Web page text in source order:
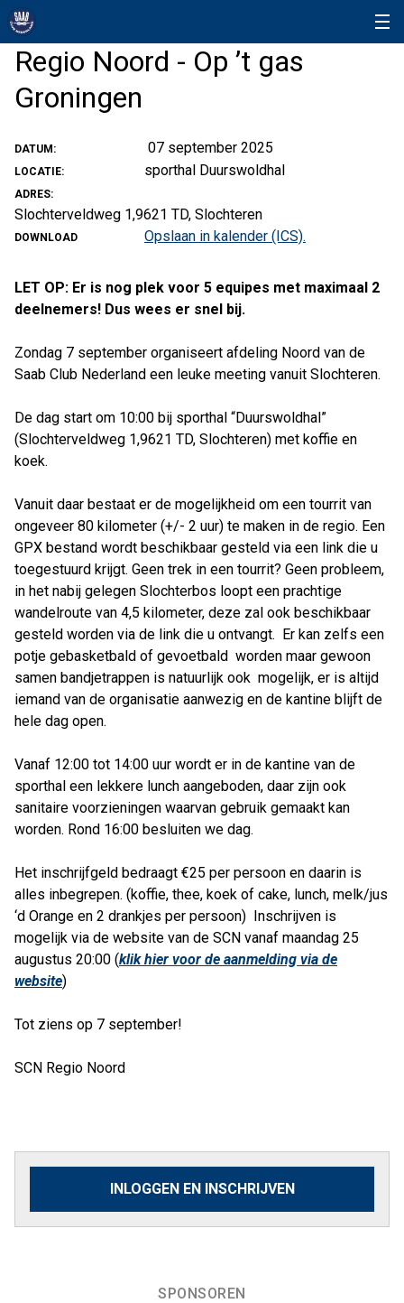
Regio Noord - Op ’t gas
Groningen
DATUM: 07 september 2025
LOCATIE: sporthal Duurswoldhal
ADRES:
Slochterveldweg 1,9621 TD, Slochteren
DOWNLOAD Opslaan in kalender (ICS).
LET OP: Er is nog plek voor 5 equipes met maximaal 2
deelnemers! Dus wees er snel bij.
Zondag 7 september organiseert afdeling Noord van de
Saab Club Nederland een leuke meeting vanuit Slochteren.
De dag start om 10:00 bij sporthal “Duurswoldhal”
(Slochterveldweg 1,9621 TD, Slochteren) met koffie en
koek.
Vanuit daar bestaat er de mogelijkheid om een tourrit van
ongeveer 80 kilometer (+/- 2 uur) te maken in de regio. Een
GPX bestand wordt beschikbaar gesteld via een link die u
toegestuurd krijgt. Geen trek in een tourrit? Geen probleem,
in het nabij gelegen Slochterbos loopt een prachtige
wandelroute van 4,5 kilometer, deze zal ook beschikbaar
gesteld worden via de link die u ontvangt. Er kan zelfs een
potje gebasketbald of gevoetbald worden maar gewoon
samen bandjetrappen is natuurlijk ook mogelijk, er is altijd
iemand van de organisatie aanwezig en de kantine blijft de
hele dag open.
Vanaf 12:00 tot 14:00 uur wordt er in de kantine van de
sporthal een lekkere lunch aangeboden, daar zijn ook
sanitaire voorzieningen waarvan gebruik gemaakt kan
worden. Rond 16:00 besluiten we dag.
Het inschrijfgeld bedraagt €25 per persoon en daarin is
alles inbegrepen. (koffie, thee, koek of cake, lunch, melk/jus
‘d Orange en 2 drankjes per persoon) Inschrijven is
mogelijk via de website van de SCN vanaf maandag 25
augustus 20:00 (klik hier voor de aanmelding via de
website)
Tot ziens op 7 september!
SCN Regio Noord
INLOGGEN EN INSCHRIJVEN
SPONSOREN